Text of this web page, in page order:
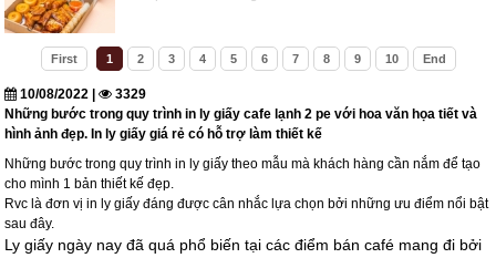
First 1 2 3 4 5 6 7 8 9 10 End
10/08/2022 |
3329
Những bước trong quy trình in ly giấy cafe lạnh 2 pe với hoa văn họa tiết và
hình ảnh đẹp. In ly giấy giá rẻ có hỗ trợ làm thiết kế
Những bước trong quy trình in ly giấy theo mẫu mà khách hàng cần nắm để tạo
cho mình 1 bản thiết kế đẹp.
Rvc là đơn vị in ly giấy đáng được cân nhắc lựa chọn bởi những ưu điểm nổi bật
sau đây.
Ly giấy ngày nay đã quá phổ biến tại các điểm bán café mang đi bởi